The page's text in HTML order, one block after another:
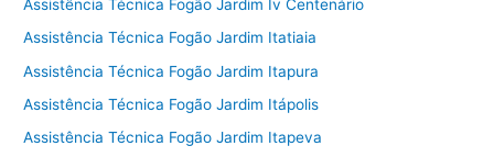
Assistência Técnica Fogão Jardim Iv Centenário
Assistência Técnica Fogão Jardim Itatiaia
Assistência Técnica Fogão Jardim Itapura
Assistência Técnica Fogão Jardim Itápolis
Assistência Técnica Fogão Jardim Itapeva